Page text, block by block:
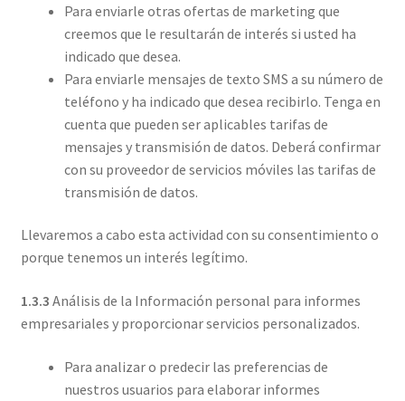
Para enviarle otras ofertas de marketing que
creemos que le resultarán de interés si usted ha
indicado que desea.
Para enviarle mensajes de texto SMS a su número de
teléfono y ha indicado que desea recibirlo. Tenga en
cuenta que pueden ser aplicables tarifas de
mensajes y transmisión de datos. Deberá confirmar
con su proveedor de servicios móviles las tarifas de
transmisión de datos.
Llevaremos a cabo esta actividad con su consentimiento o
porque tenemos un interés legítimo.
1.3.3 Análisis de la Información personal para informes
empresariales y proporcionar servicios personalizados.
Para analizar o predecir las preferencias de
nuestros usuarios para elaborar informes